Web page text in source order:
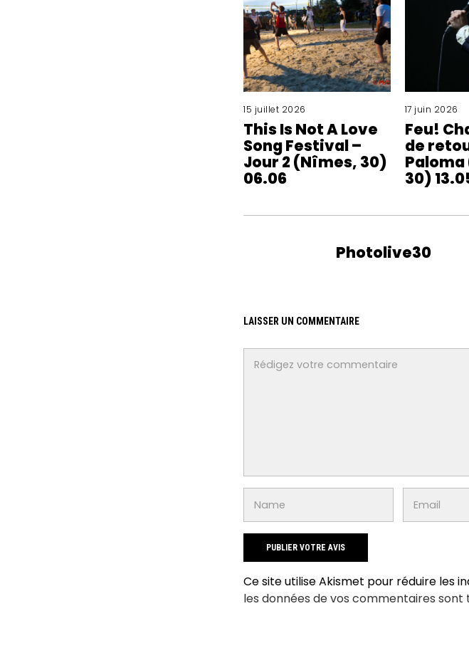
15 juillet 2026
This Is Not A Love
Song Festival –
Jour 2 (Nîmes, 30)
06.06
17 juin 2026
Feu!
de
30)
Photolive30
LAISSER UN COMMENTAIRE
Ce site utilise Akismet pour réduire les
les données de vos commentaires sont